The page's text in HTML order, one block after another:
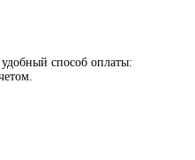
способ оплаты: